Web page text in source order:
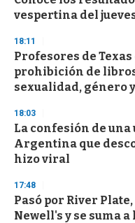
vespertina del
18:11
Profesores de
prohibición de
sexualidad, género
18:03
La confesión de una
Argentina que
hizo viral
17:48
Pasó por River
Newell's y se suma